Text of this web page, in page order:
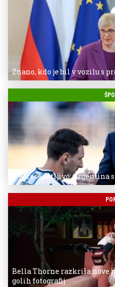
Znano, kdo je bil v vozilu s
Nepresenetljivo:
Bella Thorne razkrila nove
golih fotografij